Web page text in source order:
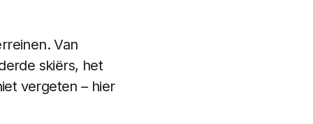
Van
skiërs, het
vergeten – hier